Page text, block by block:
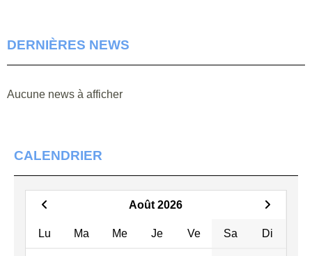
DERNIÈRES NEWS
Aucune news à afficher
CALENDRIER
Août 2026
Lu Ma Me Je Ve Sa Di